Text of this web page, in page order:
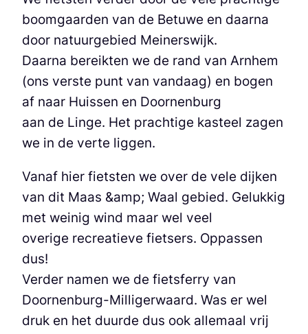
boomgaarden van de Betuwe en daarna
door natuurgebied Meinerswijk.
Daarna bereikten we de rand van Arnhem
(ons verste punt van vandaag) en bogen
af naar Huissen en Doornenburg
aan de Linge. Het prachtige kasteel zagen
we in de verte liggen.
Vanaf hier fietsten we over de vele dijken
van dit Maas &amp; Waal gebied. Gelukkig
met weinig wind maar wel veel
overige recreatieve fietsers. Oppassen
dus!
Verder namen we de fietsferry van
Doornenburg-Milligerwaard. Was er wel
druk en het duurde dus ook allemaal vrij